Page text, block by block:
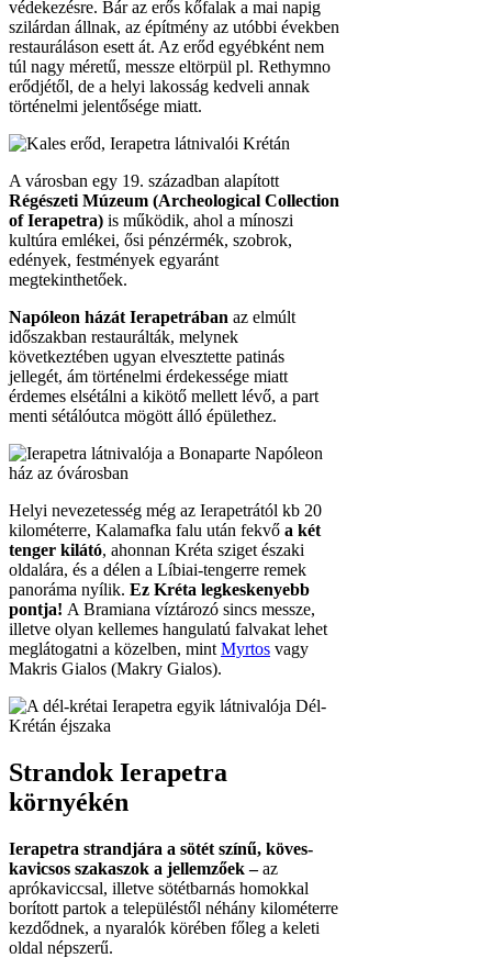
védekezésre. Bár az erős kőfalak a mai napig
szilárdan állnak, az építmény az utóbbi években
restauráláson esett át. Az erőd egyébként nem
túl nagy méretű, messze eltörpül pl. Rethymno
erődjétől, de a helyi lakosság kedveli annak
történelmi jelentősége miatt.
A városban egy 19. században alapított
Régészeti Múzeum (Archeological Collection
of Ierapetra) is működik, ahol a mínoszi
kultúra emlékei, ősi pénzérmék, szobrok,
edények, festmények egyaránt
megtekinthetőek.
Napóleon házát Ierapetrában az elmúlt
időszakban restaurálták, melynek
következtében ugyan elvesztette patinás
jellegét, ám történelmi érdekessége miatt
érdemes elsétálni a kikötő mellett lévő, a part
menti sétálóutca mögött álló épülethez.
Helyi nevezetesség még az Ierapetrától kb 20
kilométerre, Kalamafka falu után fekvő a két
tenger kilátó, ahonnan Kréta sziget északi
oldalára, és a délen a Líbiai-tengerre remek
panoráma nyílik. Ez Kréta legkeskenyebb
pontja! A Bramiana víztározó sincs messze,
illetve olyan kellemes hangulatú falvakat lehet
meglátogatni a közelben, mint Myrtos vagy
Makris Gialos (Makry Gialos).
Strandok Ierapetra
környékén
Ierapetra strandjára a sötét színű, köves-
kavicsos szakaszok a jellemzőek –az
aprókaviccsal, illetve sötétbarnás homokkal
borított partok a településtől néhány kilométerre
kezdődnek, a nyaralók körében főleg a keleti
oldal népszerű.